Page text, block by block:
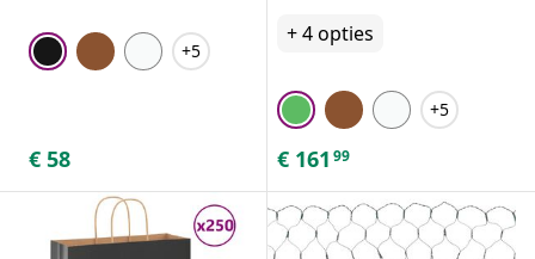
+5
€ 58
+4opties
+5
€ 161 99